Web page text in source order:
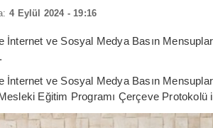
4 Eylül 2024 - 19:16
İnternet ve Sosyal Medya Basın
İnternet ve Sosyal Medya Basın
Eğitim Programı Çerçeve Protokolü